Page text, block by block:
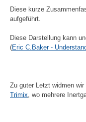
Diese kurze
aufgeführt.
Diese Darstellung kann
(Eric C.Baker -
Zu guter Letzt widmen
Trimix, wo mehrere